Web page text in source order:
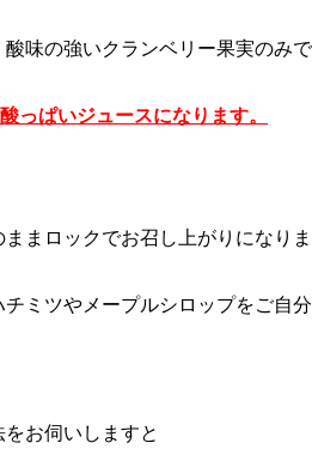
味の強いクランベリー果実のみで
っぱいジュースになります。
まロックでお召し上がりになりま
ミツやメープルシロップをご自分
お伺いしますと